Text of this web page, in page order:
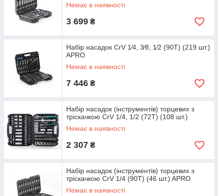
Немає в наявності
3 699 ₴
Набір насадок CrV 1⁄4, 3⁄8, 1⁄2 (90Т) (219 шт.)
APRO
Немає в наявності
7 446 ₴
Набір насадок (інструментів) торцевих з
тріскачкою CrV 1/4, 1/2 (72Т) (108 шт.)
Немає в наявності
2 307 ₴
Набір насадок (інструментів) торцевих з
тріскачкою CrV 1/4 (90Т) (46 шт.) APRO
Немає в наявності